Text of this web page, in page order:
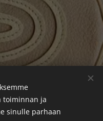
toiminnan ja
sinulle parhaan